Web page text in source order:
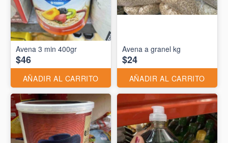
Avena 3 min 400gr
$46
AÑADIR AL CARRITO
Avena a granel kg
$24
AÑADIR AL CARRITO